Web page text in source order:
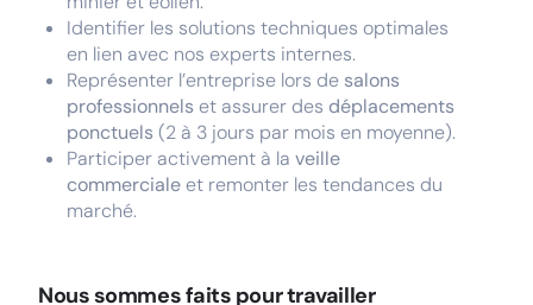
Identifier les solutions techniques optimales
en lien avec nos experts internes.
Représenter l’entreprise lors de salons
professionnels et assurer des déplacements
ponctuels (2 à 3 jours par mois en moyenne).
Participer activement à la veille
commerciale et remonter les tendances du
marché.
Nous sommes faits pour travailler